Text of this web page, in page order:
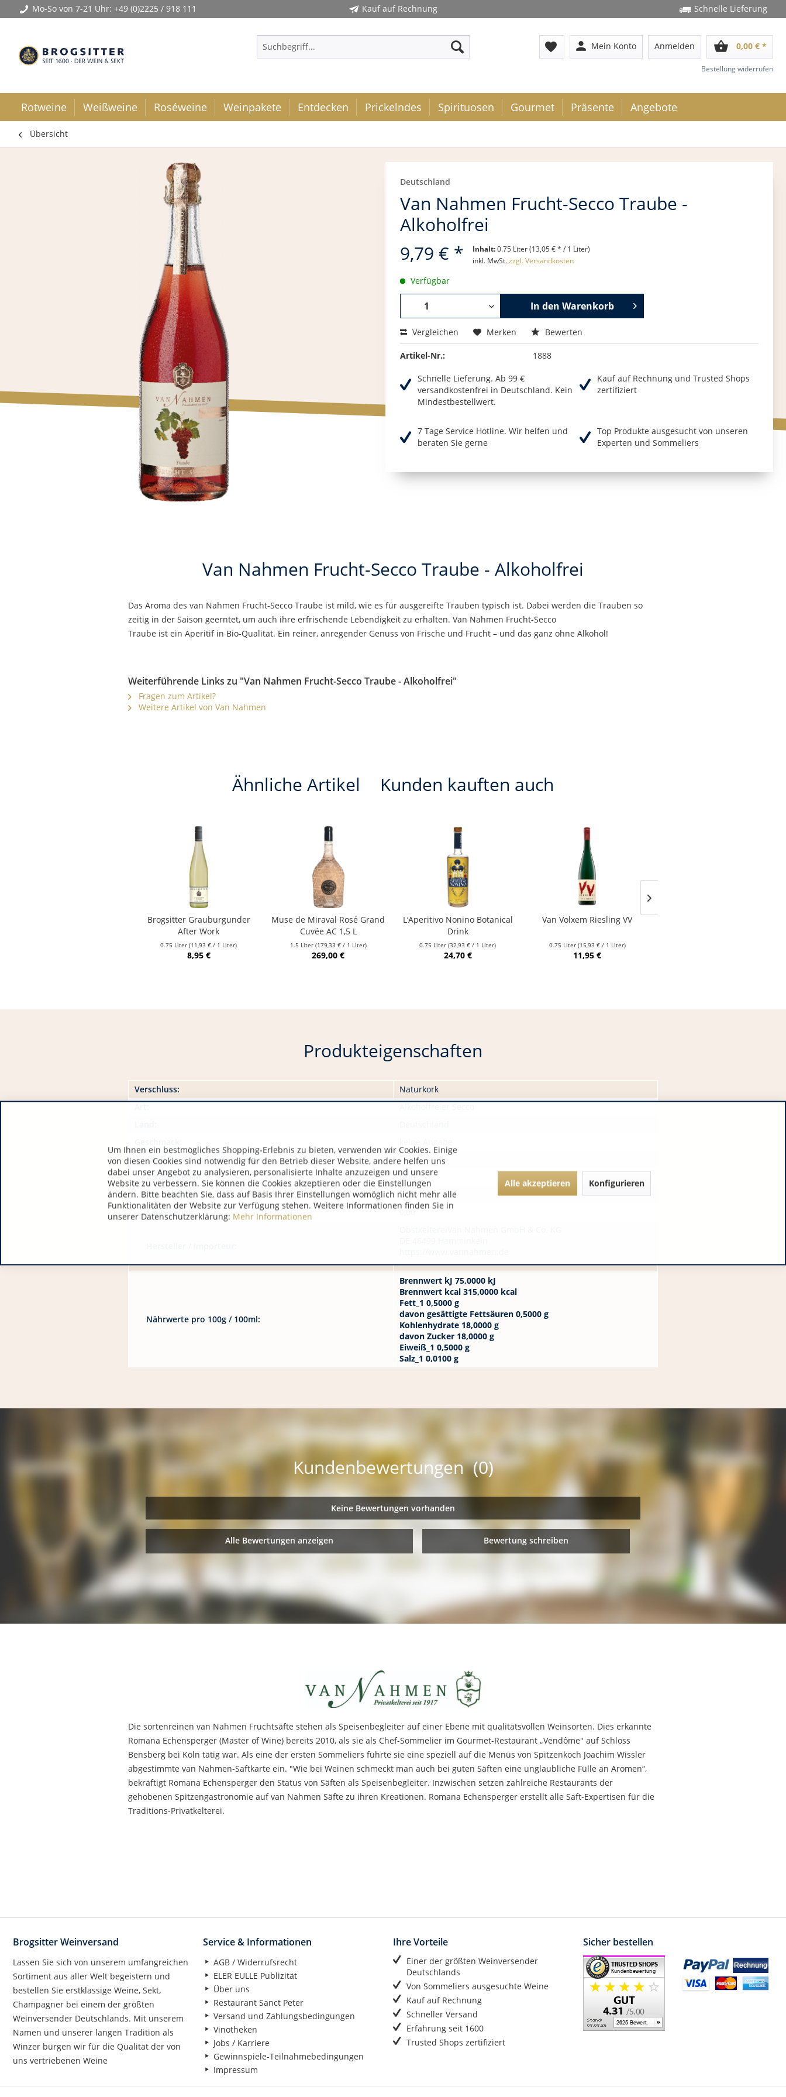
Mo-So von 7-21 Uhr: +49 (0)2225 / 918 111 Kauf auf Rechnung Schnelle Lieferung
favorite person Mein Konto Anmelden shopping_basket 0,00 € *
Bestellung widerrufen
Rotweine Weißweine Roséweine Weinpakete Entdecken Prickelndes Spirituosen Gourmet Präsente Angebote
Übersicht
Deutschland
Van Nahmen Frucht-Secco Traube -
Alkoholfrei
9,79 € *
Inhalt:0.75 Liter (13,05 € * / 1 Liter)
inkl. MwSt.zzgl. Versandkosten
Verfügbar
In den Warenkorb
Vergleichen Merken Bewerten
Artikel-Nr.: 1888
Schnelle Lieferung. Ab 99 €
versandkostenfrei in Deutschland. Kein
Mindestbestellwert.
Kauf auf Rechnung und Trusted Shops
zertifiziert
7 Tage Service Hotline. Wir helfen und
beraten Sie gerne
Top Produkte ausgesucht von unseren
Experten und Sommeliers
Van Nahmen Frucht-Secco Traube - Alkoholfrei
Das Aroma des van Nahmen Frucht-Secco Traube ist mild, wie es für ausgereifte Trauben typisch ist. Dabei werden die Trauben so
zeitig in der Saison geerntet, um auch ihre erfrischende Lebendigkeit zu erhalten. Van Nahmen Frucht-Secco
Traube ist ein Aperitif in Bio-Qualität. Ein reiner, anregender Genuss von Frische und Frucht – und das ganz ohne Alkohol!
Weiterführende Links zu "Van Nahmen Frucht-Secco Traube - Alkoholfrei"
Fragen zum Artikel?
Weitere Artikel von Van Nahmen
Ähnliche Artikel Kunden kauften auch
Brogsitter Grauburgunder
After Work
0.75 Liter(11,93 € / 1 Liter)
8,95 €
Muse de Miraval Rosé Grand
Cuvée AC 1,5 L
1.5 Liter (179,33 € / 1 Liter)
269,00 €
L‘Aperitivo Nonino Botanical
Drink
0.75 Liter(32,93 € / 1 Liter)
24,70 €
Van Volxem Riesling VV
0.75 Liter (15,93 € / 1 Liter)
11,95 €
Produkteigenschaften
Verschluss:
Naturkork
Zusätzliche Produktinformationen:
Alkoholgehalt:
0,00
Restzucker:
0,00
Säuregehalt:
0,00
Nährwerte pro 100g / 100ml:
Brennwert kJ 75,0000 kJ
Brennwert kcal 315,0000 kcal
Fett_1 0,5000 g
davon gesättigte Fettsäuren 0,5000 g
Kohlenhydrate 18,0000 g
davon Zucker 18,0000 g
Eiweiß_1 0,5000 g
Salz_1 0,0100 g
Kundenbewertungen (0)
Keine Bewertungen vorhanden
Alle Bewertungen anzeigen Bewertung schreiben
Die sortenreinen van Nahmen Fruchtsäfte stehen als Speisenbegleiter auf einer Ebene mit qualitätsvollen Weinsorten. Dies erkannte
Romana Echensperger (Master of Wine) bereits 2010, als sie als Chef-Sommelier im Gourmet-Restaurant „Vendôme" auf Schloss
Bensberg bei Köln tätig war. Als eine der ersten Sommeliers führte sie eine speziell auf die Menüs von Spitzenkoch Joachim Wissler
abgestimmte van Nahmen-Saftkarte ein. "Wie bei Weinen schmeckt man auch bei guten Säften eine unglaubliche Fülle an Aromen“,
bekräftigt Romana Echensperger den Status von Säften als Speisenbegleiter. Inzwischen setzen zahlreiche Restaurants der
gehobenen Spitzengastronomie auf van Nahmen Säfte zu ihren Kreationen. Romana Echensperger erstellt alle Saft-Expertisen für die
Traditions-Privatkelterei.
Brogsitter Weinversand
Lassen Sie sich von unserem umfangreichen
Sortiment aus aller Welt begeistern und
bestellen Sie erstklassige Weine, Sekt,
Champagner bei einem der größten
Weinversender Deutschlands. Mit unserem
Namen und unserer langen Tradition als
Winzer bürgen wir für die Qualität der von
uns vertriebenen Weine
Service & Informationen
AGB / Widerrufsrecht
ELER EULLE Publizität
Über uns
Restaurant Sanct Peter
Versand und Zahlungsbedingungen
Vinotheken
Jobs / Karriere
Gewinnspiele-Teilnahmebedingungen
Impressum
Ihre Vorteile
Einer der größten Weinversender
Deutschlands
Von Sommeliers ausgesuchte Weine
Kauf auf Rechnung
Schneller Versand
Erfahrung seit 1600
Trusted Shops zertifiziert
Sicher bestellen
Um Ihnen ein bestmögliches Shopping-Erlebnis zu bieten, verwenden wir Cookies. Einige
von diesen Cookies sind notwendig für den Betrieb dieser Website, andere helfen uns
dabei unser Angebot zu analysieren, personalisierte Inhalte anzuzeigen und unsere
Website zu verbessern. Sie können die Cookies akzeptieren oder die Einstellungen
ändern. Bitte beachten Sie, dass auf Basis Ihrer Einstellungen womöglich nicht mehr alle
Funktionalitäten der Website zur Verfügung stehen. Weitere Informationen finden Sie in
unserer Datenschutzerklärung: Mehr Informationen
Alle akzeptieren Konfigurieren